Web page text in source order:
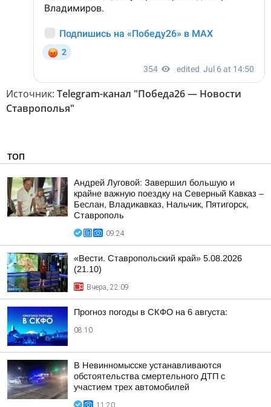
Источник: Telegram-канал "Победа26 — Новости
Ставрополья"
ТОП
Андрей Луговой: Завершил большую и
крайне важную поездку на Северный Кавказ –
Беслан, Владикавказ, Нальчик, Пятигорск,
Ставрополь
09:24
«Вести. Ставропольский край» 5.08.2026
(21.10)
Вчера, 22:09
Прогноз погоды в СКФО на 6 августа:
08:10
В Невинномысске устанавливаются
обстоятельства смертельного ДТП с
участием трех автомобилей
11:20